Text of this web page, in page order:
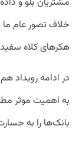
خلاف تصور عام
هکرهای کلاه
در ادامه رویداد
به اهمیت موثر
بانک‌ها را به